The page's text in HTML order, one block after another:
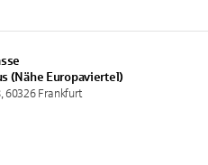
(Nähe Europaviertel)
60326 Frankfurt